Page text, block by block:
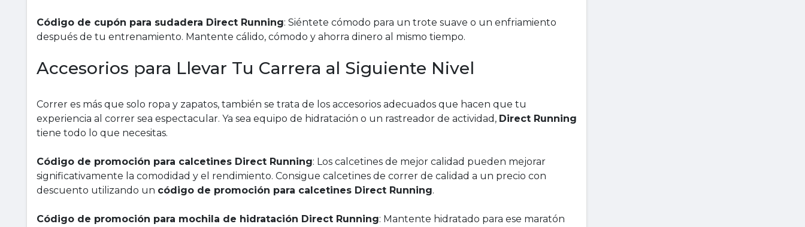
Código de cupón para sudadera Direct Running: Siéntete cómodo para un trote suave o un enfriamiento
después de tu entrenamiento. Mantente cálido, cómodo y ahorra dinero al mismo tiempo.
Accesorios para Llevar Tu Carrera al Siguiente Nivel
Correr es más que solo ropa y zapatos, también se trata de los accesorios adecuados que hacen que tu
experiencia al correr sea espectacular. Ya sea equipo de hidratación o un rastreador de actividad, Direct Running
tiene todo lo que necesitas.
Código de promoción para calcetines Direct Running: Los calcetines de mejor calidad pueden mejorar
significativamente la comodidad y el rendimiento. Consigue calcetines de correr de calidad a un precio con
descuento utilizando un código de promoción para calcetines Direct Running.
Código de promoción para mochila de hidratación Direct Running: Mantente hidratado para ese maratón